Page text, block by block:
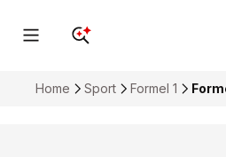
Home Sport Formel 1